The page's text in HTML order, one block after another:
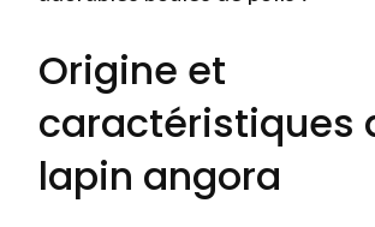
Origine et
caractéristiques
lapin angora